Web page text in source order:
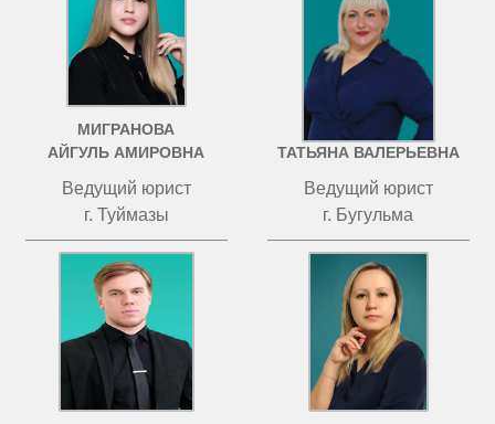
МИГРАНОВА
АЙГУЛЬ АМИРОВНА
Ведущий юрист
г. Туймазы
ЧИСТОВА
ТАТЬЯНА ВАЛЕРЬЕВНА
Ведущий юрист
г. Бугульма